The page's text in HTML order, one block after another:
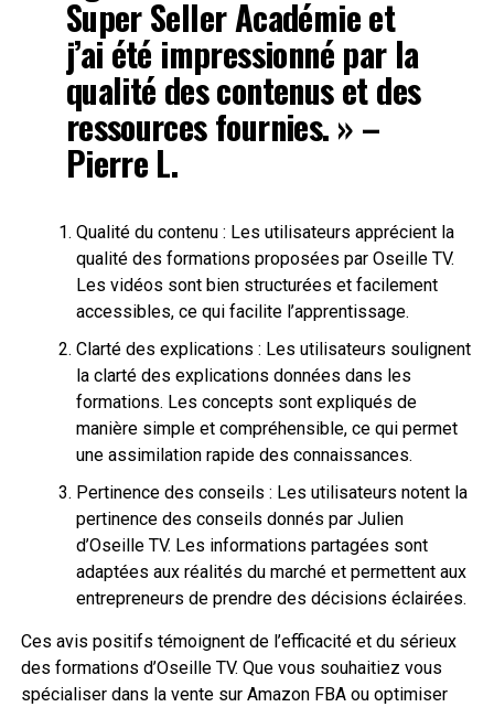
Super Seller Académie et
j’ai été impressionné par la
qualité des contenus et des
ressources fournies. » –
Pierre L.
Qualité du contenu : Les utilisateurs apprécient la
qualité des formations proposées par Oseille TV.
Les vidéos sont bien structurées et facilement
accessibles, ce qui facilite l’apprentissage.
Clarté des explications : Les utilisateurs soulignent
la clarté des explications données dans les
formations. Les concepts sont expliqués de
manière simple et compréhensible, ce qui permet
une assimilation rapide des connaissances.
Pertinence des conseils : Les utilisateurs notent la
pertinence des conseils donnés par Julien
d’Oseille TV. Les informations partagées sont
adaptées aux réalités du marché et permettent aux
entrepreneurs de prendre des décisions éclairées.
Ces avis positifs témoignent de l’efficacité et du sérieux
des formations d’Oseille TV. Que vous souhaitiez vous
spécialiser dans la vente sur Amazon FBA ou optimiser